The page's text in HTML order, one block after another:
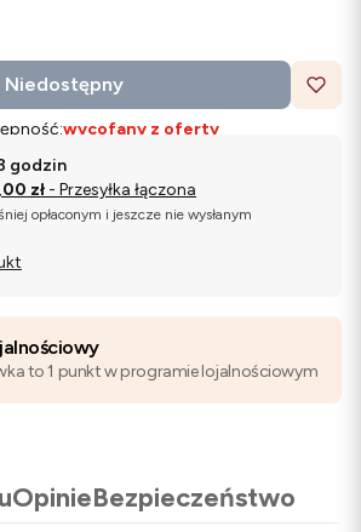
Niedostępny
wycofany z oferty
godzin
zł - Przesyłka łączona
opłaconym i jeszcze nie wysłanym
to 1 punkt w programie lojalnościowym
OpinieBezpieczeństwo